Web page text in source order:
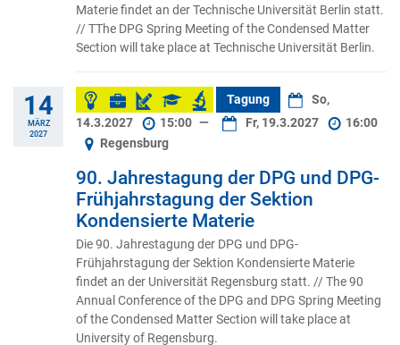
Materie findet an der Technische Universität Berlin statt.
// TThe DPG Spring Meeting of the Condensed Matter
Section will take place at Technische Universität Berlin.
14
MÄRZ
2027
Tagung
So,
14.3.2027
15:00 — Fr, 19.3.2027
16:00
Regensburg
90. Jahrestagung der DPG und DPG-
Frühjahrstagung der Sektion
Kondensierte Materie
Die 90. Jahrestagung der DPG und DPG-
Frühjahrstagung der Sektion Kondensierte Materie
findet an der Universität Regensburg statt. // The 90
Annual Conference of the DPG and DPG Spring Meeting
of the Condensed Matter Section will take place at
University of Regensburg.